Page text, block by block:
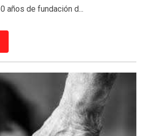
años de fundación d...